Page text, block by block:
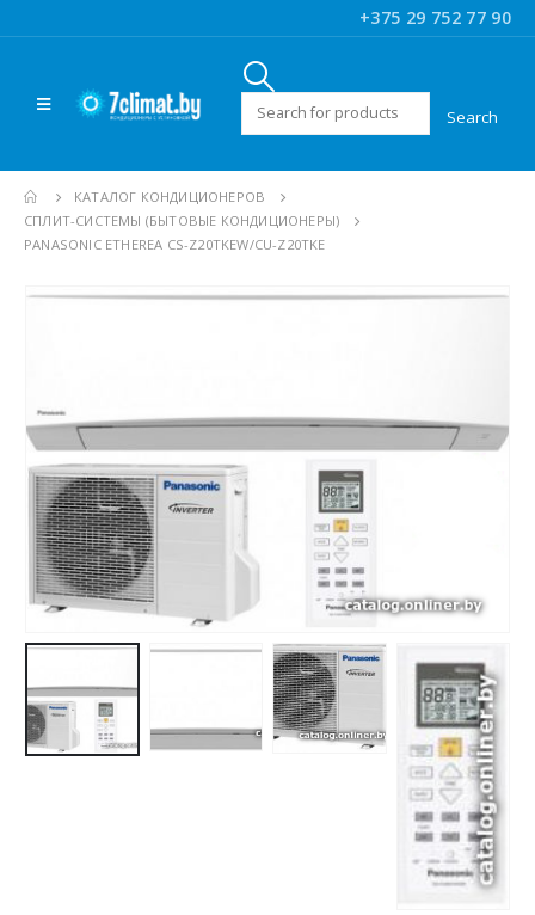
+375 29 752 77 90
Искать:
КАТАЛОГ КОНДИЦИОНЕРОВ
CПЛИТ-СИСТЕМЫ (БЫТОВЫЕ КОНДИЦИОНЕРЫ)
PANASONIC ETHEREA CS-Z20TKEW/CU-Z20TKE